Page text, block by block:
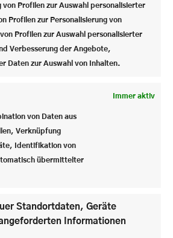
von Profilen zur Auswahl personalisierter
Profilen zur Personalisierung von
Profilen zur Auswahl personalisierter
Verbesserung der Angebote,
Daten zur Auswahl von Inhalten.
Immer aktiv
von Daten aus
Verknüpfung
Identifikation von
übermittelter
Standortdaten, Geräte
Informationen
Denken und Geschichte
im
ist das Brauereifest,
an unseren Waldlauf
nach Stein, und auf dem
gibt es zahlreiche Essens-
Besonders legendär ist dabei